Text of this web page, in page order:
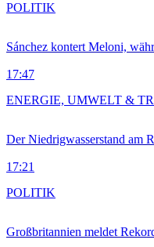
Sánchez kontert Meloni,
17:47
POLITIK
Der Niedrigwasserstand am
17:21
ENERGIE, UMWELT &
Großbritannien meldet
POLITIK